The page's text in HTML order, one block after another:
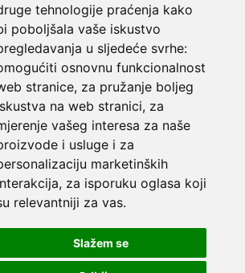
tehnologije praćenja kako
poboljšala vaše iskustvo
u sljedeće svrhe:
osnovnu funkcionalnost
stranice, za pružanje boljeg
na web stranici, za
vašeg interesa za naše
i usluge i za
marketinških
, za isporuku oglasa koji
relevantniji za vas.
Slažem se
podrška
na raspolaganju
plaćanje
kamata